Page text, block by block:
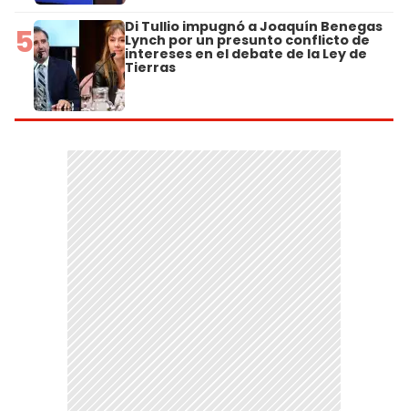
5 Di Tullio impugnó a Joaquín Benegas
Lynch por un presunto conflicto de
intereses en el debate de la Ley de
Tierras